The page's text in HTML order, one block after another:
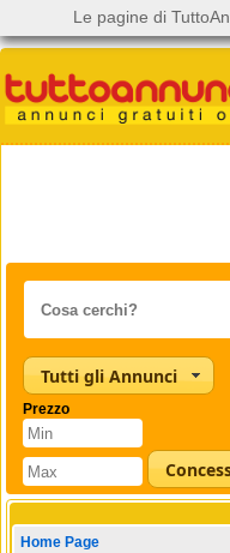
Tutti gli Annunci
Prezzo
Home Page
Le pagine di